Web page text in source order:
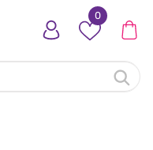
0